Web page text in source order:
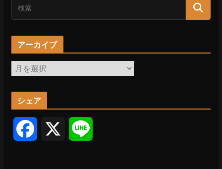
アーカイブ
ア
カ
ブ
シェア